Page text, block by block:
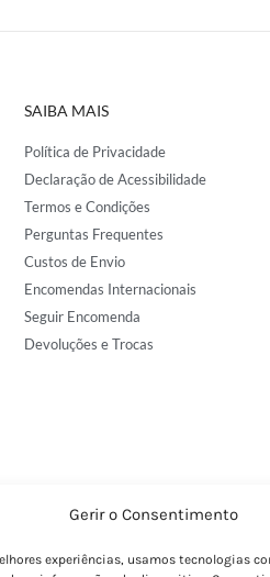
Gerir o Consentimento
experiências, usamos tecnologias
SAIBA MAIS
Política de Privacidade
Declaração de Acessibilidade
Termos e Condições
Perguntas Frequentes
Custos de Envio
Encomendas Internacionais
Seguir Encomenda
Devoluções e Trocas